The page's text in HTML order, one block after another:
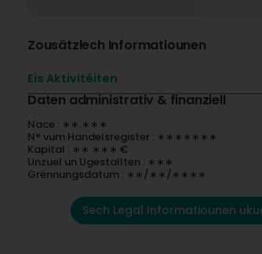
Zousätzlech Informatiounen
Eis Aktivitéiten
Daten administrativ & finanziell
Nace : ∗∗.∗∗∗
N° vum Handelsregister : ∗∗∗∗∗∗∗
Kapital : ∗∗ ∗∗∗ €
Unzuel un Ugestallten : ∗∗∗
Grënnungsdatum : ∗∗/∗∗/∗∗∗∗
Sech Legal Informatiounen